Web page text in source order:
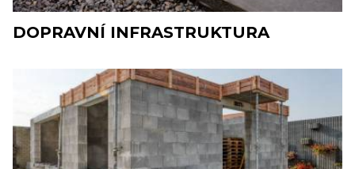
DOPRAVNÍ INFRASTRUKTURA